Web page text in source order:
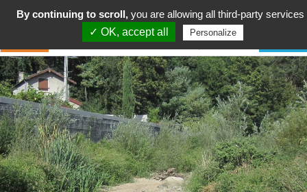
By continuing to scroll, you are allowing all third-party services
✓ OK, accept all
Personalize